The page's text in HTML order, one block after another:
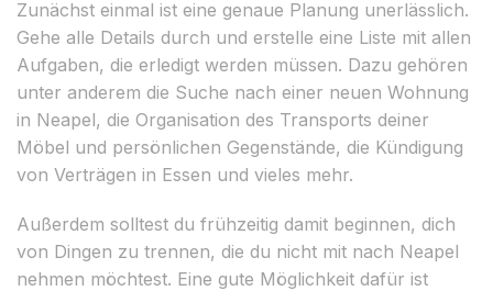
Zunächst einmal ist eine genaue Planung unerlässlich.
Gehe alle Details durch und erstelle eine Liste mit allen
Aufgaben, die erledigt werden müssen. Dazu gehören
unter anderem die Suche nach einer neuen Wohnung
in Neapel, die Organisation des Transports deiner
Möbel und persönlichen Gegenstände, die Kündigung
von Verträgen in Essen und vieles mehr.
Außerdem solltest du frühzeitig damit beginnen, dich
von Dingen zu trennen, die du nicht mit nach Neapel
nehmen möchtest. Eine gute Möglichkeit dafür ist